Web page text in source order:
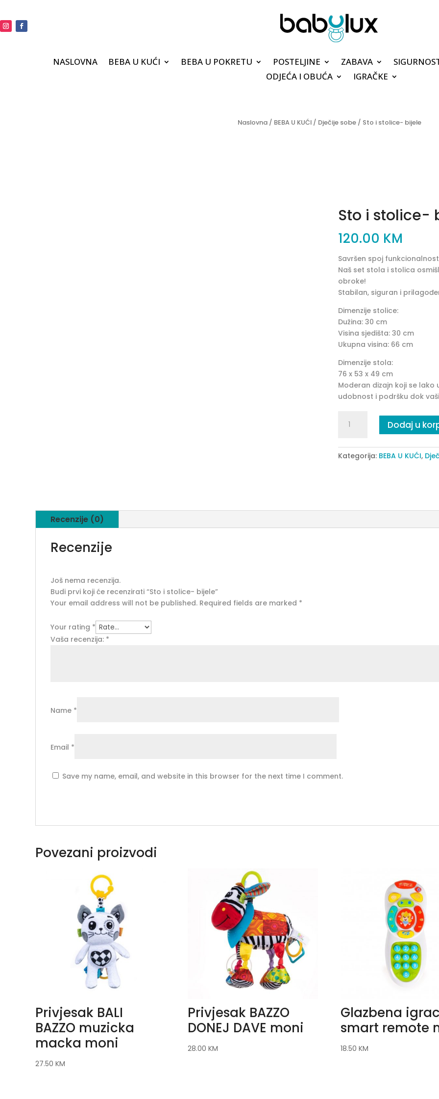
NASLOVNA BEBA U KUĆI BEBA U POKRETU POSTELJINE ZABAVA
ODJEĆA I OBUĆA
IGRAČKE
Naslovna/ BEBA U KUĆI/ Dječije sobe/ Sto i stolice- bijele
Sto i stolice-
120.00 KM
Savršen spoj
Naš set stola i stolica
obroke!
Stabilan, siguran i
Dimenzije stolice:
Dužina: 30 cm
Visina sjedišta: 30 cm
Ukupna visina: 66 cm
Dimenzije stola:
76 x 53 x 49 cm
Moderan dizajn koji se
udobnost i podršku dok
bijele
quantity
Dodaj u
Kategorija: BEBA U KUĆI,
Recenzije (0)
Recenzije
Još nema recenzija.
Budi prvi koji će recenzirati “Sto i stolice- bijele”
Your email address will not be published. Required fields are marked *
Your rating *
Vaša recenzija: *
Name *
Email *
Save my name, email, and website in this browser for the next time I comment.
Povezani proizvodi
Privjesak BALI
BAZZO muzicka
macka moni
27.50 KM
Privjesak BAZZO
DONEJ DAVE moni
28.00KM
Glazbena
smart remote
18.50 KM